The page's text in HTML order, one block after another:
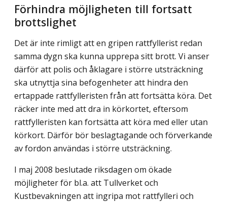
Förhindra möjligheten till fortsatt
brottslighet
Det är inte rimligt att en gripen rattfyllerist redan
samma dygn ska kunna upprepa sitt brott. Vi anser
därför att polis och åklagare i större utsträckning
ska utnyttja sina befogenheter att hindra den
ertappade rattfylleristen från att fortsätta köra. Det
räcker inte med att dra in körkortet, eftersom
rattfylleristen kan fortsätta att köra med eller utan
körkort. Därför bör beslagtagande och förverkande
av fordon användas i större utsträckning.
I maj 2008 beslutade riksdagen om ökade
möjligheter för bl.a. att Tullverket och
Kustbevakningen att ingripa mot rattfylleri och